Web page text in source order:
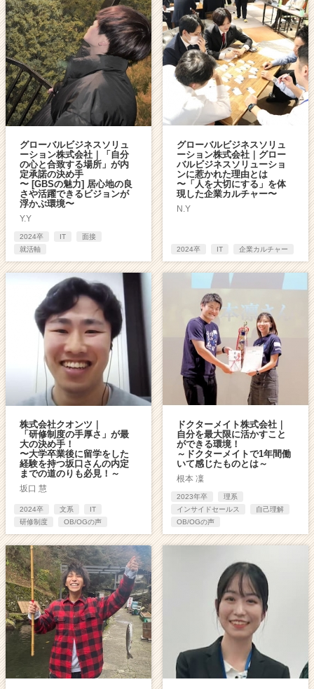
e
e
r）
グローバルビジネスソリュ
ーション株式会社｜「自分
の心と合致する場所」が内
定承諾の決め手
〜 [GBSの魅力] 居心地の良
さや活躍できるビジョンが
浮かぶ環境〜
Y.Y
2024卒 IT
面接
就活軸
グローバルビジネスソリュ
ーション株式会社｜グロー
バルビジネスソリューショ
ンに惹かれた理由とは
〜「人を大切にする」を体
現した企業カルチャー〜
N.Y
2024卒 IT 企業カルチャー
株式会社クオンツ｜
「研修制度の手厚さ」が最
大の決め手！
〜大学卒業後に留学をした
経験を持つ坂口さんの内定
までの道のりも必見！～
坂口 慧
2024卒 文系
IT
研修制度
OB/OGの声
ドクターメイト株式会社｜
自分を最大限に活かすこと
ができる環境！
～ドクターメイトで1年間働
いて感じたものとは～
根本 凜
2023年卒
理系
インサイドセールス
自己理解
OB/OGの声